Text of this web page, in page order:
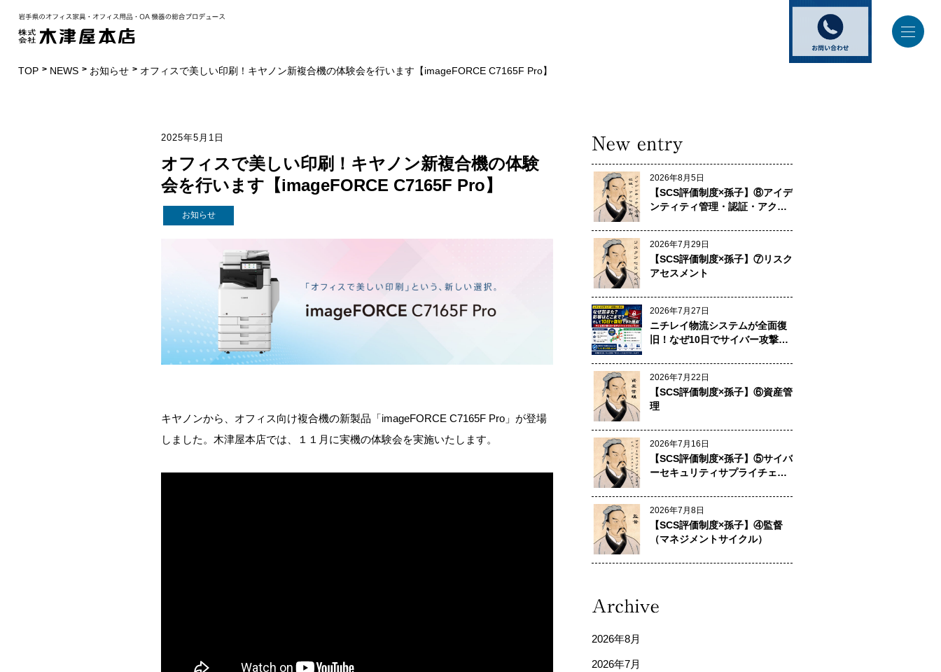
TOP NEWS お知らせ オフィスで美しい印刷！キヤノン新複合機の体験会を行います【imageFORCE C7165F Pro】
2025年5月1日
オフィスで美しい印刷！キヤノン新複合機の体験
会を行います【imageFORCE C7165F Pro】
お知らせ
キヤノンから、オフィス向け複合機の新製品「imageFORCE C7165F Pro」が登場
しました。木津屋本店では、１１月に実機の体験会を実施いたします。
2026年8月5日
【SCS評価制度×孫子】⑧アイデ
ンティティ管理・認証・アクセ
2026年7月29日
【SCS評価制度×孫子】⑦リスク
アセスメント
2026年7月27日
ニチレイ物流システムが全面復
旧！なぜ10日でサイバー攻撃か
2026年7月22日
【SCS評価制度×孫子】⑥資産管
理
2026年7月16日
【SCS評価制度×孫子】⑤サイバ
ーセキュリティサプライチェー
2026年7月8日
【SCS評価制度×孫子】④監督
（マネジメントサイクル）
2026年8月
2026年7月